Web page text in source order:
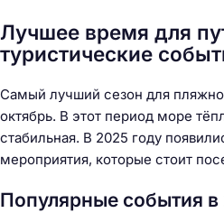
Лучшее время для
туристические
Самый лучший сезон для
октябрь. В этот период море
стабильная. В 2025 году
мероприятия, которые стоит
Популярные события в